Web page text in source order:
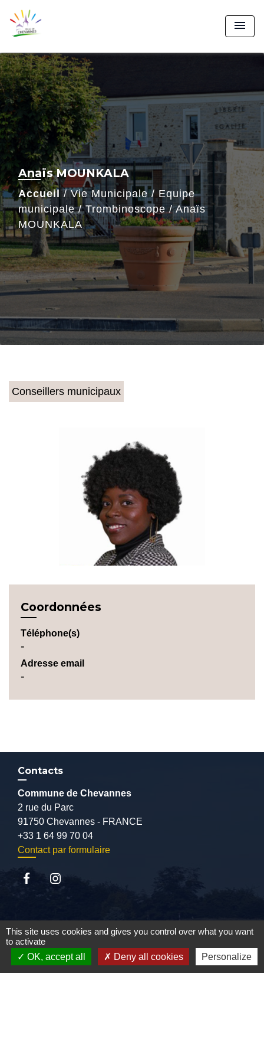
menu
Anaïs MOUNKALA
Accueil /Vie Municipale / Equipe
municipale/Trombinoscope/Anaïs
MOUNKALA
Conseillers municipaux
Coordonnées
Téléphone(s)
-
Adresse email
-
Contacts
Commune de Chevannes
2 rue du Parc
91750 Chevannes - FRANCE
+33 1 64 99 70 04
Contact par formulaire
Liens
CCVE
SIARCE
This site uses cookies and gives you control over what you want
to activate
OK, accept all
Deny all cookies Personalize